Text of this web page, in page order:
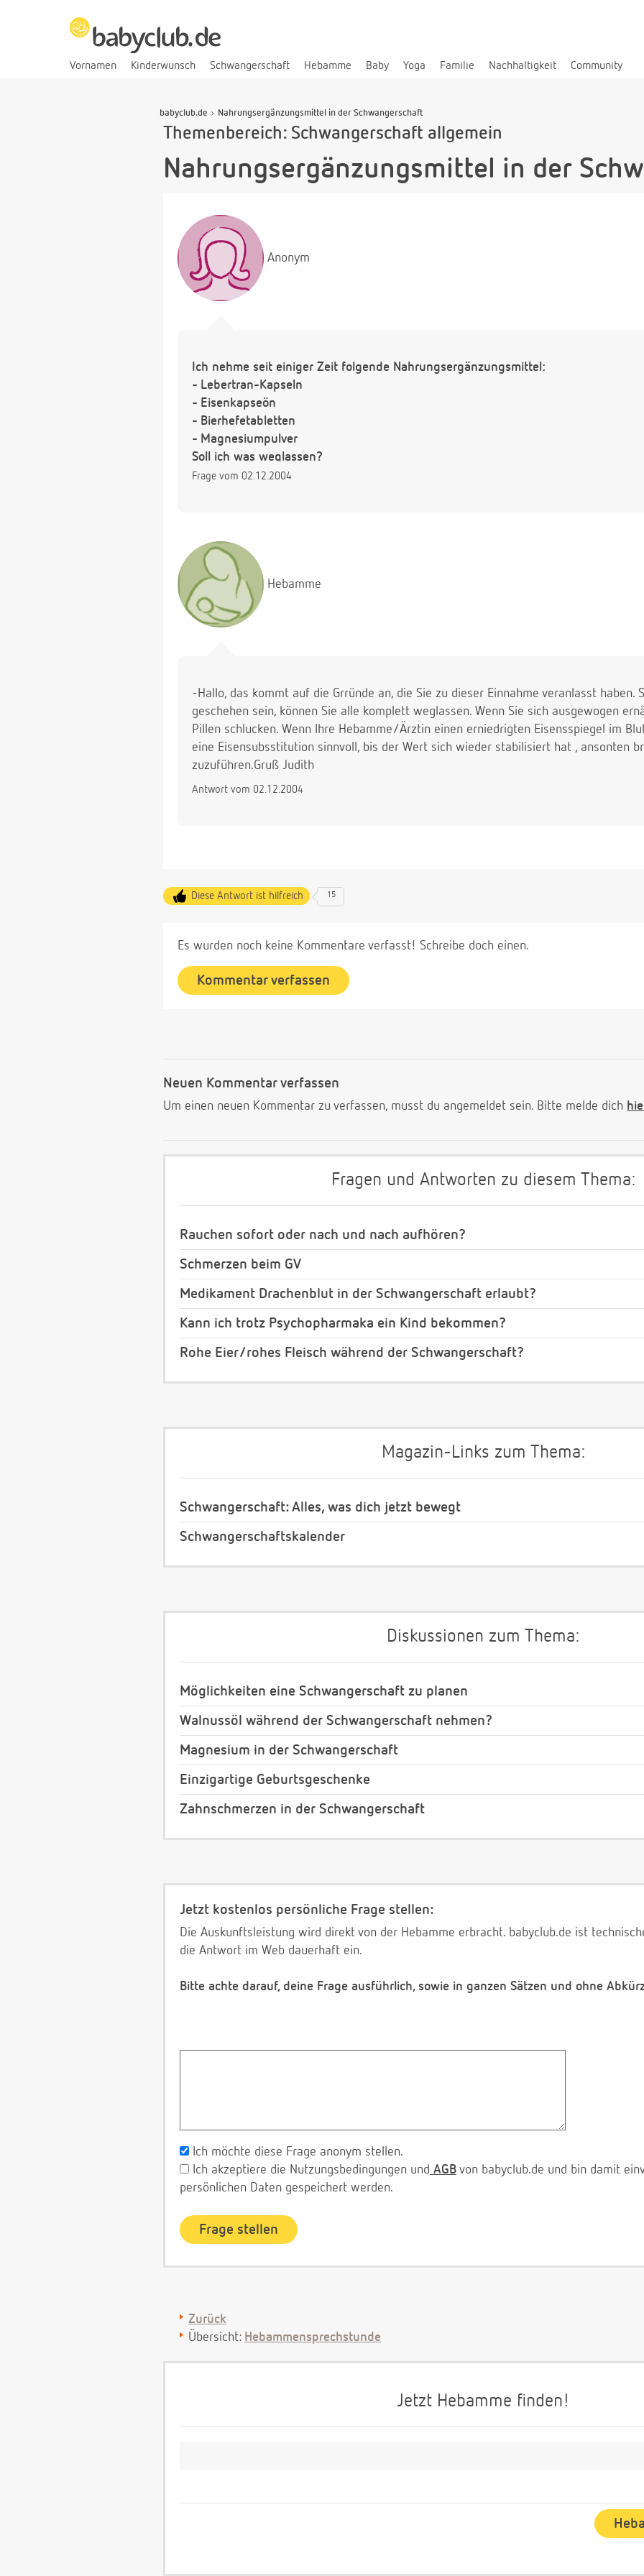
Vornamen Kinderwunsch Schwangerschaft Hebamme Baby Yoga Familie Nachhaltigkeit Community
babyclub.de Nahrungsergänzungsmittel in der Schwangerschaft
Themenbereich: Schwangerschaft allgemein
Nahrungsergänzungsmittel in der
Anonym
Ich nehme seit einiger Zeit folgende Nahrungsergänzungsmittel:
- Lebertran-Kapseln
- Eisenkapseön
- Bierhefetabletten
- Magnesiumpulver
Soll ich was weglassen?
Frage vom 02.12.2004
Hebamme
-Hallo, das kommt auf die Grründe an, die Sie zu dieser Einnahme veranlasst haben.
geschehen sein, können Sie alle komplett weglassen. Wenn Sie sich ausgewogen
Pillen schlucken. Wenn Ihre Hebamme/Ärztin einen erniedrigten Eisensspiegel im
eine Eisensubsstitution sinnvoll, bis der Wert sich wieder stabilisiert hat , ansonten
zuzuführen.Gruß Judith
Antwort vom 02.12.2004
Diese Antwort ist hilfreich 15
Es wurden noch keine Kommentare verfasst! Schreibe doch einen.
Kommentar verfassen
Neuen Kommentar verfassen
Um einen neuen Kommentar zu verfassen, musst du angemeldet sein. Bitte melde dich
Fragen und Antworten zu diesem Thema:
Rauchen sofort oder nach und nach aufhören?
Schmerzen beim GV
Medikament Drachenblut in der Schwangerschaft erlaubt?
Kann ich trotz Psychopharmaka ein Kind bekommen?
Rohe Eier/rohes Fleisch während der Schwangerschaft?
Magazin-Links zum Thema:
Schwangerschaft: Alles, was dich jetzt bewegt
Schwangerschaftskalender
Diskussionen zum Thema:
Möglichkeiten eine Schwangerschaft zu planen
Walnussöl während der Schwangerschaft nehmen?
Magnesium in der Schwangerschaft
Einzigartige Geburtsgeschenke
Zahnschmerzen in der Schwangerschaft
Jetzt kostenlos persönliche Frage stellen:
Die Auskunftsleistung wird direkt von der Hebamme erbracht. babyclub.de ist
die Antwort im Web dauerhaft ein.
Bitte achte darauf, deine Frage ausführlich, sowie in ganzen Sätzen und ohne
Ich möchte diese Frage anonym stellen.
Ich akzeptiere die Nutzungsbedingungen und AGB von babyclub.de und bin damit
persönlichen Daten gespeichert werden.
Zurück
Übersicht: Hebammensprechstunde
Jetzt Hebamme finden!